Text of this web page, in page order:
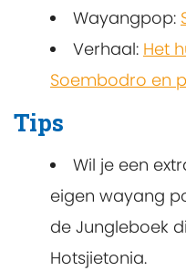
Wayangpop:
Verhaal: Het
Soembodro en
Tips
Wil je een
eigen wayang
de Jungleboek
Hotsjietonia.